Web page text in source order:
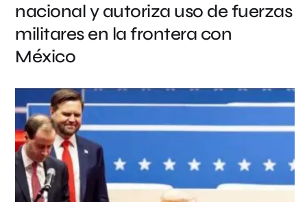
nacional y autoriza uso de fuerzas
militares en la frontera con
México